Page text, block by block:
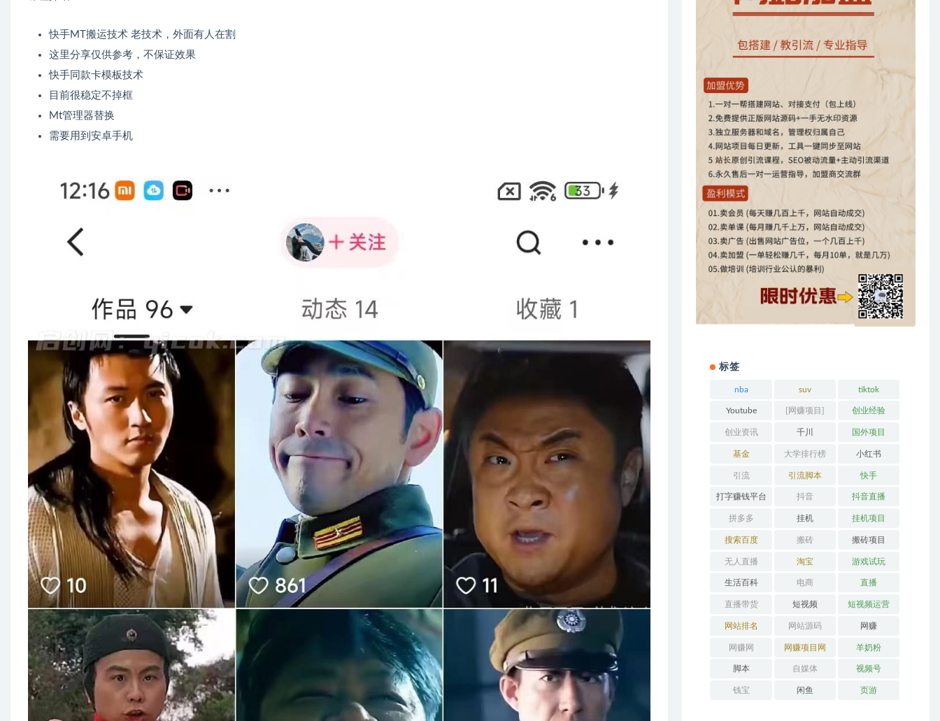
快手MT搬运技术 老技术，外面有人在割
这里分享仅供参考，不保证效果
快手同款卡模板技术
​目前很稳定不掉框
​Mt管理器替换
​需要用到安卓手机
标签
nba suv tiktok
Youtube [网赚项目] 创业经验
创业资讯 千川 国外项目
基金 大学排行榜 小红书
引流 引流脚本 快手
打字赚钱平台 抖音 抖音直播
拼多多 挂机 挂机项目
搜索百度 搬砖 搬砖项目
无人直播 淘宝 游戏试玩
生活百科 电商 直播
直播带货 短视频 短视频运营
网站排名 网站源码 网赚
网赚网 网赚项目网 羊奶粉
脚本 自媒体 视频号
钱宝 闲鱼 页游